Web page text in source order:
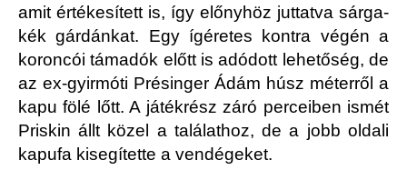
amit értékesített is, így előnyhöz juttatva sárga-
kék gárdánkat. Egy ígéretes kontra végén a
koroncói támadók előtt is adódott lehetőség, de
az ex-gyirmóti Présinger Ádám húsz méterről a
kapu fölé lőtt. A játékrész záró perceiben ismét
Priskin állt közel a találathoz, de a jobb oldali
kapufa kisegítette a vendégeket.